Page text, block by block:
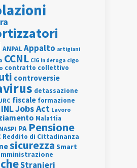
ANPALAppalto artigiani
CCNL CIG in deroga cigo
contratto collettivo
controversie
detassazione
fiscale formazione
INLJobs Act Lavoro
Malattia
NASPI PA Pensione
Reddito di Cittadinanza
sicurezza Smart
Stranieri